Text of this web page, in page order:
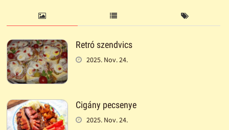
Retró szendvics
2025. Nov. 24.
Cigány pecsenye
2025. Nov. 24.